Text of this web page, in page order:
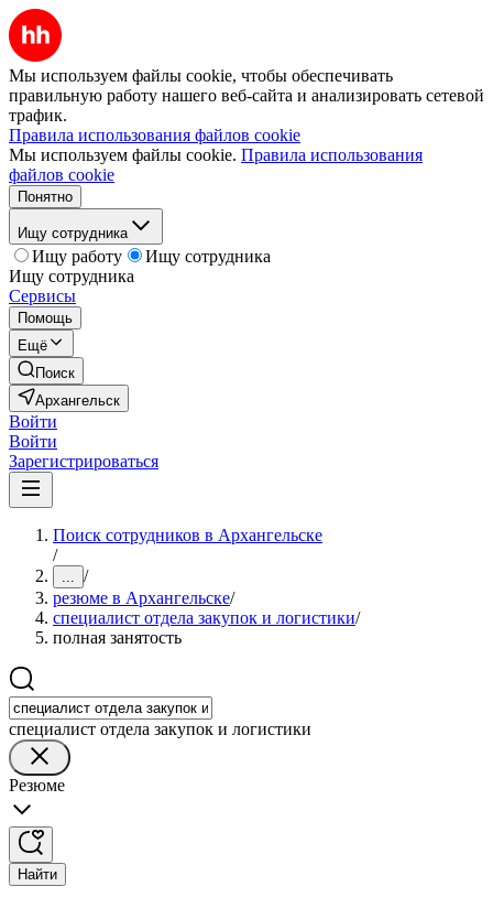
Мы используем файлы cookie, чтобы обеспечивать
правильную работу нашего веб-сайта и анализировать сетевой
трафик.
Правила использования файлов cookie
Мы используем файлы cookie. Правила использования
файлов cookie
Понятно
Ищу сотрудника
Ищу работу
Ищу сотрудника
Ищу сотрудника
Сервисы
Помощь
Ещё
Поиск
Архангельск
Войти
Войти
Зарегистрироваться
Поиск сотрудников в Архангельске
/
... /
резюме в Архангельске/
специалист отдела закупок и логистики/
полная занятость
специалист отдела закупок и логистики
Резюме
Найти